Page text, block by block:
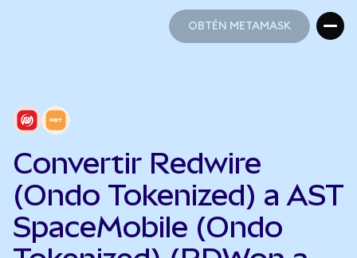
OBTÉN METAMASK
Convertir Redwire
(Ondo Tokenized) a AST
SpaceMobile (Ondo